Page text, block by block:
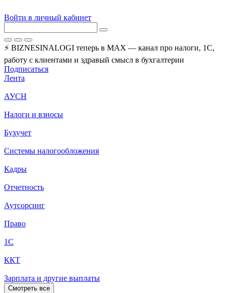
Войти в личный кабинет
⚡ BIZNESINALOGI теперь в MAX — канал про налоги, 1С,
работу с клиентами и здравый смысл в бухгалтерии
Подписаться
Лента
АУСН
Налоги и взносы
Бухучет
Системы налогообложения
Кадры
Отчетность
Аутсорсинг
Право
1С
ККТ
Зарплата и другие выплаты
Смотреть все